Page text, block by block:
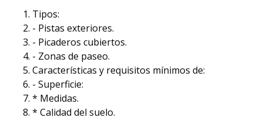
Tipos:
- Pistas exteriores.
- Picaderos cubiertos.
- Zonas de paseo.
Características y requisitos mínimos de:
- Superficie:
* Medidas.
* Calidad del suelo.